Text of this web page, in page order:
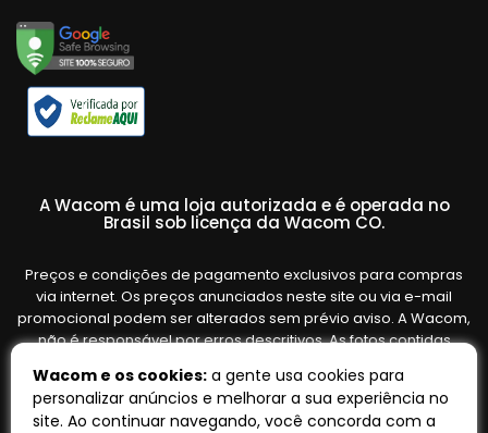
A Wacom é uma loja autorizada e é operada no
Brasil sob licença da Wacom CO.
Preços e condições de pagamento exclusivos para compras
via internet. Os preços anunciados neste site ou via e-mail
promocional podem ser alterados sem prévio aviso. A Wacom,
não é responsável por erros descritivos. As fotos contidas
variar de acordo com o fornecedor/lote do fabricante. Ofertas
válidas até o término de nossos estoques. Vendas sujeitas à
análise e confirmação de dados.
Wacom e os cookies: a gente usa cookies para
personalizar anúncios e melhorar a sua experiência no
site. Ao continuar navegando, você concorda com a